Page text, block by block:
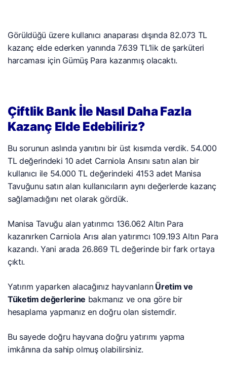
Görüldüğü üzere kullanıcı anaparası dışında 82.073 TL
kazanç elde ederken yanında 7.639 TL’lik de şarküteri
harcaması için Gümüş Para kazanmış olacaktı.
Çiftlik Bank İle Nasıl Daha Fazla
Kazanç Elde Edebiliriz?
Bu sorunun aslında yanıtını bir üst kısımda verdik. 54.000
TL değerindeki 10 adet Carniola Arısını satın alan bir
kullanıcı ile 54.000 TL değerindeki 4153 adet Manisa
Tavuğunu satın alan kullanıcıların aynı değerlerde kazanç
sağlamadığını net olarak gördük.
Manisa Tavuğu alan yatırımcı 136.062 Altın Para
kazanırken Carniola Arısı alan yatırımcı 109.193 Altın Para
kazandı. Yani arada 26.869 TL değerinde bir fark ortaya
çıktı.
Yatırım yaparken alacağınız hayvanlarınÜretim ve
Tüketim değerlerine bakmanız ve ona göre bir
hesaplama yapmanız en doğru olan sistemdir.
Bu sayede doğru hayvana doğru yatırımı yapma
imkânına da sahip olmuş olabilirsiniz.